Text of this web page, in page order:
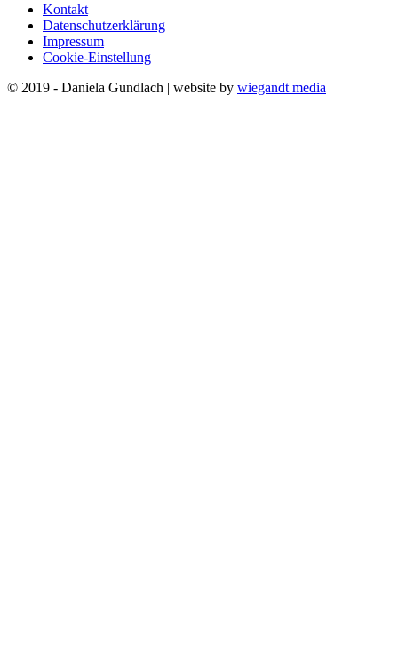
Kontakt
Datenschutzerklärung
Impressum
Cookie-Einstellung
© 2019 - Daniela Gundlach | website by wiegandt media